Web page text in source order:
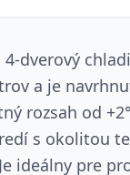
4-dverový
a je
rozsah od
s okolitou
ideálny pre